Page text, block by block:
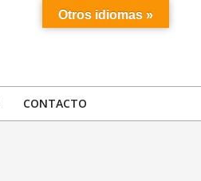
CONTACTO
Otros idiomas »